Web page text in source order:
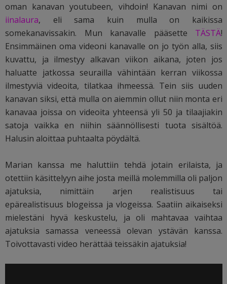
oman kanavan youtubeen, vihdoin! Kanavan nimi on
iinalaura, eli sama kuin mulla on kaikissa
somekanavissakin. Mun kanavalle pääsette TÄSTÄ!
Ensimmäinen oma videoni kanavalle on jo työn alla, siis
kuvattu, ja ilmestyy alkavan viikon aikana, joten jos
haluatte jatkossa seurailla vähintään kerran viikossa
ilmestyviä videoita, tilatkaa ihmeessä. Tein siis uuden
kanavan siksi, että mulla on aiemmin ollut niin monta eri
kanavaa joissa on videoita yhteensä yli 50 ja tilaajiakin
satoja vaikka en niihin säännöllisesti tuota sisältöä.
Halusin aloittaa puhtaalta pöydältä.
Marian kanssa me haluttiin tehdä jotain erilaista, ja
otettiin käsittelyyn aihe josta meillä molemmilla oli paljon
ajatuksia, nimittäin arjen realistisuus tai
epärealistisuus blogeissa ja vlogeissa. Saatiin aikaiseksi
mielestäni hyvä keskustelu, ja oli mahtavaa vaihtaa
ajatuksia samassa veneessä olevan ystävän kanssa.
Toivottavasti video herättää teissäkin ajatuksia!